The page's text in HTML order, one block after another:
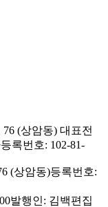
(상암동) 대표전
록번호: 102-81-
(상암동)등록번호:
발행인: 김백편집